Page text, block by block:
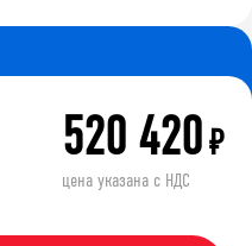
520 420₽
цена указана с НДС